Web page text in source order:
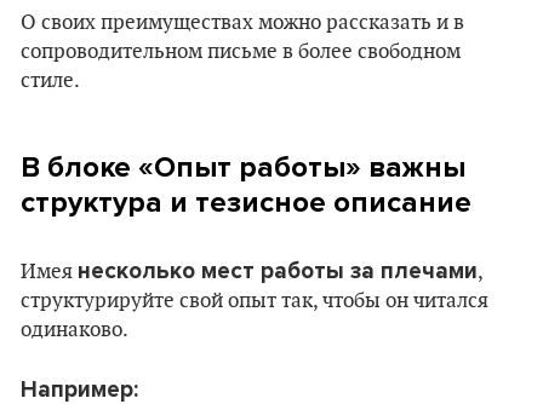
О своих преимуществах можно рассказать и в
сопроводительном письме в более свободном
стиле.
В блоке «Опыт работы» важны
структура и тезисное описание
Имея несколько мест работы за плечами,
структурируйте свой опыт так, чтобы он читался
одинаково.
Например: